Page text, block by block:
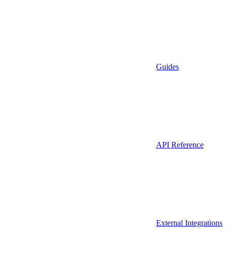
Guides
API Reference
External Integrations